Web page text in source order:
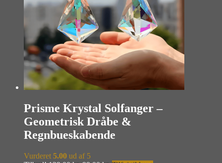
Prisme Krystal Solfanger –
Geometrisk Dråbe &
Regnbueskabende
Vurderet 5.00 ud af 5